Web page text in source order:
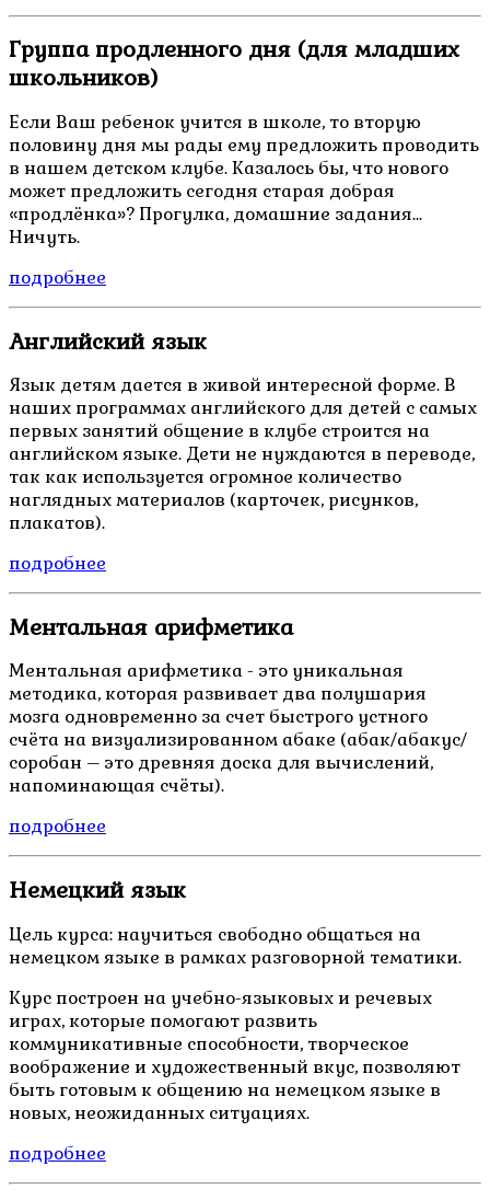
Группа продленного дня (для младших
школьников)
Если Ваш ребенок учится в школе, то вторую
половину дня мы рады ему предложить проводить
в нашем детском клубе. Казалось бы, что нового
может предложить сегодня старая добрая
«продлёнка»? Прогулка, домашние задания...
Ничуть.
подробнее
Английский язык
Язык детям дается в живой интересной форме. В
наших программах английского для детей с самых
первых занятий общение в клубе строится на
английском языке. Дети не нуждаются в переводе,
так как используется огромное количество
наглядных материалов (карточек, рисунков,
плакатов).
подробнее
Ментальная арифметика
Ментальная арифметика - это уникальная
методика, которая развивает два полушария
мозга одновременно за счет быстрого устного
счёта на визуализированном абаке (абак/абакус/
соробан – это древняя доска для вычислений,
напоминающая счёты).
подробнее
Немецкий язык
Цель курса: научиться свободно общаться на
немецком языке в рамках разговорной тематики.
Курс построен на учебно-языковых и речевых
играх, которые помогают развить
коммуникативные способности, творческое
воображение и художественный вкус, позволяют
быть готовым к общению на немецком языке в
новых, неожиданных ситуациях.
подробнее